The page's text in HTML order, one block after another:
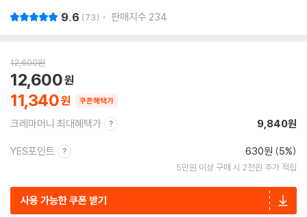
9.6 73 판매지수 234
12,600원
11,340
12,600
쿠폰혜택가
크레마머니 최대혜택가 9,840원
YES포인트 630원 (5%)
5만원 이상 구매 시 2천원 추가 적립
사용 가능한 쿠폰 받기